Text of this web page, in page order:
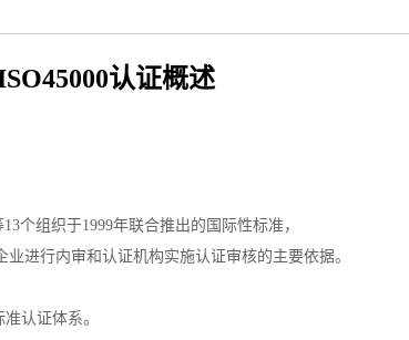
认证概述
个组织于1999年联合推出的国际性标准，
进行内审和认证机构实施认证审核的主要依据。
认证体系。